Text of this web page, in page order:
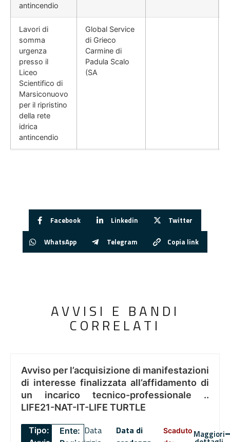
antincendio
Lavori di
somma
urgenza
presso il
Liceo
Scientifico di
Marsiconuovo
per il ripristino
della rete
idrica
antincendio
Global Service
di Grieco
Carmine di
Padula Scalo
(SA
Facebook Linkedin Twitter
WhatsApp Telegram Copia link
AVVISI E BANDI
CORRELATI
Avviso per l’acquisizione di manifestazioni
di interesse finalizzata all’affidamento di
un incarico tecnico-professionale ..
LIFE21-NAT-IT-LIFE TURTLE
Tipo:
Ente: Data
Data di
Scaduto Maggiori